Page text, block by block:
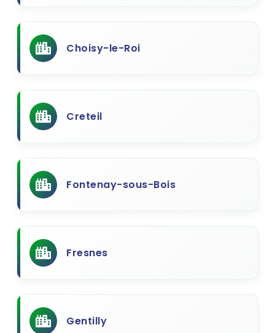
Choisy-le-Roi
Creteil
Fontenay-sous-Bois
Fresnes
Gentilly